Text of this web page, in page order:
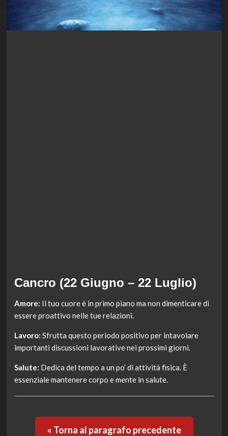
Cancro (22 Giugno – 22 Luglio)
Amore: Il tuo cuore è in primo piano ma non dimenticare di
essere proattivo nelle tue relazioni.
Lavoro: Sfrutta questo periodo positivo per intavolare
importanti discussioni lavorative nei prossimi giorni.
Salute: Dedica del tempo a un po’ di attività fisica. È
essenziale mantenere corpo e mente in salute.
« Torna al paragrafo precedente